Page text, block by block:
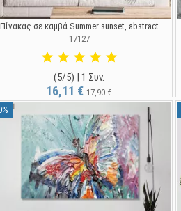
Πίνακας σε καμβά Summer sunset, abstract
17127
(5/5) | 1 Συν.
16,11 €17,90 €